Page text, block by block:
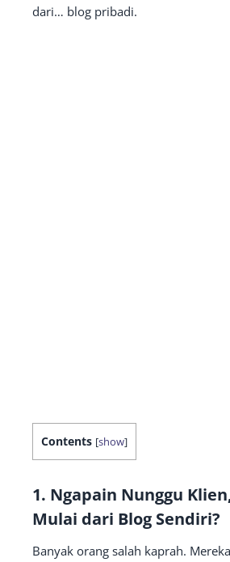
dari… blog pribadi.
Contents [show]
1. Ngapain Nunggu
Mulai dari Blog Sendiri?
Banyak orang salah kaprah.